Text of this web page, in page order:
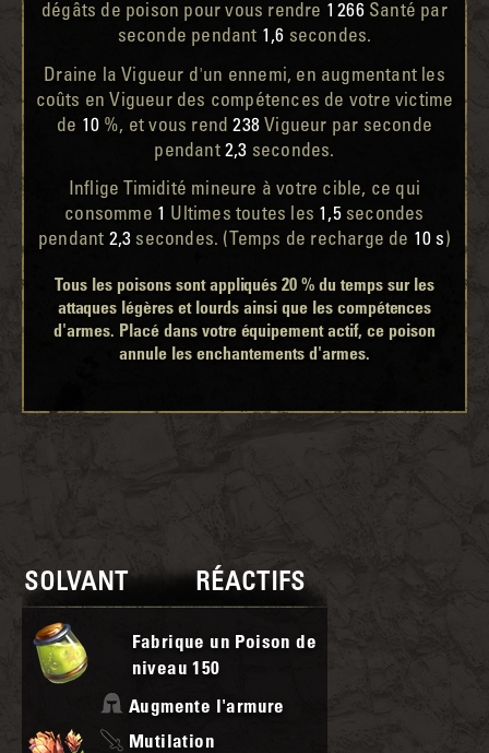
dégâts de poison pour vous rendre 1 266Santé par
seconde pendant 1,6 secondes.
Draine la Vigueur d'un ennemi, en augmentant les
coûts en Vigueur des compétences de votre victime
de 10%, et vous rend238 Vigueur par seconde
pendant 2,3 secondes.
Inflige Timidité mineure à votre cible, ce qui
consomme 1 Ultimes toutes les 1,5secondes
pendant 2,3 secondes. (Temps de recharge de 10 s)
Tous les poisons sont appliqués 20 % du temps sur les
attaques légères et lourds ainsi que les compétences
d'armes. Placé dans votre équipement actif, ce poison
annule les enchantements d'armes.
SOLVANT RÉACTIFS
Fabrique un Poison de
niveau150
Augmente l'armure
Mutilation